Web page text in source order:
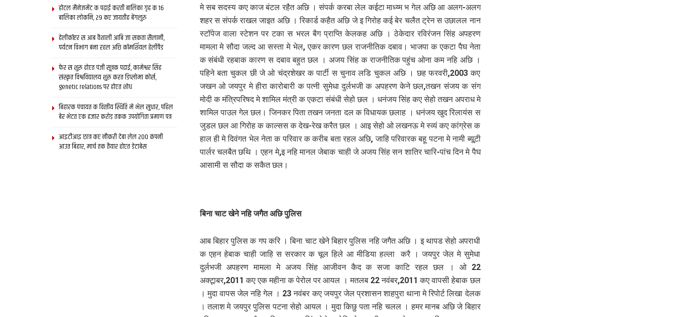
मे सब सदस्य कए काज बंटल रहैत अछि । संपर्क करबा लेल कईटा माध्य्म भ गेल अछि आ अलग-अलग
शहर स संपर्क राखल जाइत अछि । रिकार्ड कहैत अछि जे इ गिरोह कई बेर चलैत ट्रेन स उछालल नान
स्टॉपेज वाला स्टेशन पर टका स भरल बैग प्राप्ति केलकह अछि । ठेकेदार रविरंजन सिंह अपहरण
मामला मे सौदा जल्द आ सस्ता मे भेल, एकर कारण छल राजनीतिक दबाव। भाजपा क एकटा पैघ नेता
क संबंधी रहबाक कारण स दबाव बहुत छल । अजय सिंह क राजनीतिक पहुंच ओना कम नहि अछि ।
पहिने बता चुकल छी जे ओ चंद्रशेखर क पार्टी स चुनाव लडि चुकल अछि । छह फरवरी,2003 कए
जखन ओ जयपुर मे हीरा कारोबारी क पत्नी सुमेधा दुर्लभजी क अपहरण केने छल,तखन संजय क संग
मोदी क मंत्रिपरिषद मे शामिल मंत्री क एकटा संबंधी सेहो छल । धनंजय सिंह कए सेहो तखन अपराध मे
शामिल पाउल गेल छल। जिनकर पिता तखन जनता दल क विधायक छलाह । धनंजय खुद रिलायंस स
जुडल छल आ गिरोह क काल्सस क देख-रेख करैत छल । आइ सेहो ओ लखनऊ मे स्व्यं कए कांग्रेस क
हाल ही मे दिवंगत भेल नेता क परिवार क करीब बता रहल अछि, जाहि परिवारक बहू पटना मे नामी ब्यू्टी
पार्लर चलबैत छथि । एहन मे,इ नहि मानल जेबाक चाही जे अजय सिंह सन शातिर चारि-पांच दिन मे पैघ
आसामी स सौदा क सकैत छल।
बिना चाट खेने नहि जगैत अछि पुलिस
आब बिहार पुलिस क गप करि । बिना चाट खेने बिहार पुलिस नहि जगैत अछि । इ थापड सेहो अपराधी
क एहन हेबाक चाही जाहि स सरकार क चूल हिले आ मीडिया हल्ला करै । जयपुर जेल मे सुमेधा
दुर्लभजी अपहरण मामला मे अजय सिंह आजीवन कैद क सजा काटि रहल छल । ओ 22
अक्टूाबर,2011 कए एक महीना क पेरोल पर आयल । मतलब 22 नवंबर,2011 कए वापसी हेबाक छल
। मुदा वापस जेल नहि गेल । 23 नवंबर कए जयपुर जेल प्रशासन शाहपुरा थाना मे रिपोर्ट लिखा देलक
। तलाश मे जयपुर पुलिस पटना सेहो आयल । मुदा किछु पता नहि चलल । हमर मानब अछि जे बिहार
होटल मैनेजमेंट क पढ़ाई करती बालिका गृह क 16
बालिका लोकनि, 29 कए जायतीह बेंगलुरु
हेलीकॉप्टर स आब वैशाली आबि जा सकता सैलानी,
पर्यटन विभाग बना रहल अछि कॉमर्शियल हेलीपैड
फेर स शुरू होएत पंजी सूत्रक पढाई, कामेश्वर सिंह
संस्कृत विश्वविद्यालय शुरू करत डिप्लोमा कोर्स,
genetic relations पर होएत शोध
बिहारक पंचायत क वित्‍तीय स्थिति मे भेल सुधार, पहिल
बेर भेटत एक हजार करोड़ तकक उपयोगिता प्रमाण पत्र
आइटीआइ छात्र कए नौकरी देबा लेल 200 कंपनी
आउत बिहार, मार्च तक तैयार होएत डेटाबेस